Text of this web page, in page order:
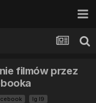
filmów przez
lg l9